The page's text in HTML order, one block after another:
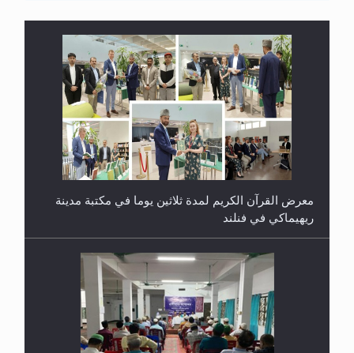
معرض القرآن الكريم لمدة ثلاثين يوما في مكتبة مدينة
ريهيماكي في فنلند